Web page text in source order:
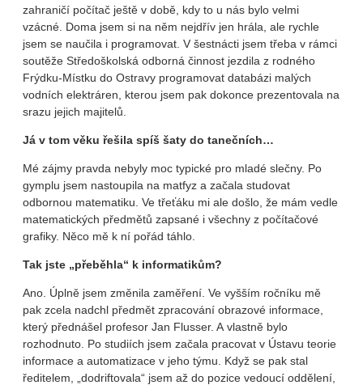
zahraničí počítač ještě v době, kdy to u nás bylo velmi
vzácné. Doma jsem si na něm nejdřív jen hrála, ale rychle
jsem se naučila i programovat. V šestnácti jsem třeba v rámci
soutěže Středoškolská odborná činnost jezdila z rodného
Frýdku-Místku do Ostravy programovat databázi malých
vodních elektráren, kterou jsem pak dokonce prezentovala na
srazu jejich majitelů.
Já v tom věku řešila spíš šaty do tanečních…
Mé zájmy pravda nebyly moc typické pro mladé slečny. Po
gymplu jsem nastoupila na matfyz a začala studovat
odbornou matematiku. Ve třeťáku mi ale došlo, že mám vedle
matematických předmětů zapsané i všechny z počítačové
grafiky. Něco mě k ní pořád táhlo.
Tak jste „přeběhla“ k informatikům?
Ano. Úplně jsem změnila zaměření. Ve vyšším ročníku mě
pak zcela nadchl předmět zpracování obrazové informace,
který přednášel profesor Jan Flusser. A vlastně bylo
rozhodnuto. Po studiích jsem začala pracovat v Ústavu teorie
informace a automatizace v jeho týmu. Když se pak stal
ředitelem, „dodriftovala“ jsem až do pozice vedoucí oddělení,